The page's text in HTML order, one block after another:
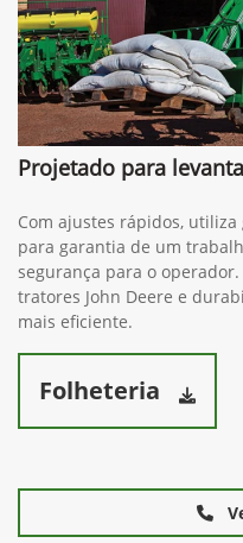
Projetado para
Com ajustes rápidos,
para garantia de um
segurança para o
tratores John Deere e
mais eficiente.
Folheteria